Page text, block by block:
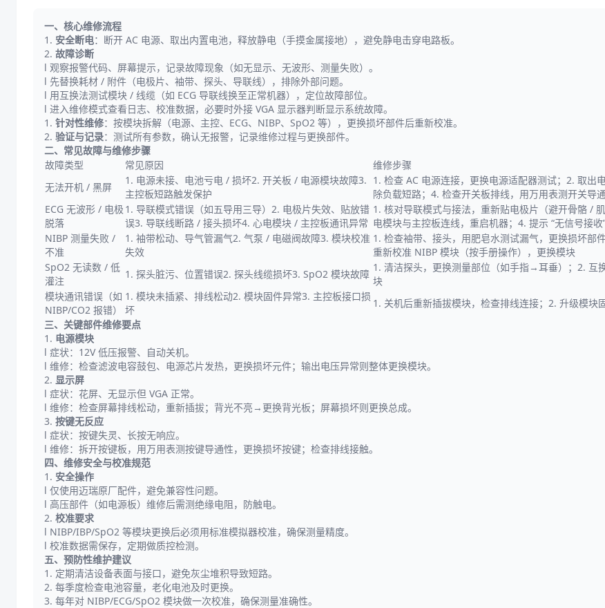
一、核心维修流程
1. 安全断电：断开 AC 电源、取出内置电池，释放静电（手摸金属接地），避免静电击穿电路板。
2. 故障诊断
l 观察报警代码、屏幕提示，记录故障现象（如无显示、无波形、测量失败）。
l 先替换耗材 / 附件（电极片、袖带、探头、导联线），排除外部问题。
l 用互换法测试模块 / 线缆（如 ECG 导联线换至正常机器），定位故障部位。
l 进入维修模式查看日志、校准数据，必要时外接 VGA 显示器判断显示系统故障。
1. 针对性维修：按模块拆解（电源、主控、ECG、NIBP、SpO2 等），更换损坏部件后重新校准。
2. 验证与记录：测试所有参数，确认无报警，记录维修过程与更换部件。
二、常见故障与维修步骤
故障类型
常见原因
维修步骤
无法开机 / 黑屏
1. 电源未接、电池亏电 / 损坏2. 开关板 / 电源模块故障3.
主控板短路触发保护
1. 检查 AC 电源连接，更换电源适配器测试；2. 取出
除负载短路；4. 检查开关板排线，用万用表测开关
ECG 无波形 / 电极
脱落
1. 导联模式错误（如五导用三导）2. 电极片失效、贴放错
误3. 导联线断路 / 接头损坏4. 心电模块 / 主控板通讯异常
1. 核对导联模式与接法，重新贴电极片（避开骨骼 /
电模块与主控板连线，重启机器；4. 提示 “无信号接
NIBP 测量失败 /
不准
1. 袖带松动、导气管漏气2. 气泵 / 电磁阀故障3. 模块校准
失效
1. 检查袖带、接头，用肥皂水测试漏气，更换损坏部
重新校准 NIBP 模块（按手册操作），更换模块
SpO2 无读数 / 低
灌注
1. 探头脏污、位置错误2. 探头线缆损坏3. SpO2 模块故障
1. 清洁探头，更换测量部位（如手指→耳垂）；2. 互
块
模块通讯错误（如
NIBP/CO2 报错）
1. 模块未插紧、排线松动2. 模块固件异常3. 主控板接口损
坏
1. 关机后重新插拔模块，检查排线连接；2. 升级模
三、关键部件维修要点
1. 电源模块
l 症状：12V 低压报警、自动关机。
l 维修：检查滤波电容鼓包、电源芯片发热，更换损坏元件；输出电压异常则整体更换模块。
2. 显示屏
l 症状：花屏、无显示但 VGA 正常。
l 维修：检查屏幕排线松动，重新插拔；背光不亮→更换背光板；屏幕损坏则更换总成。
3. 按键无反应
l 症状：按键失灵、长按无响应。
l 维修：拆开按键板，用万用表测按键导通性，更换损坏按键；检查排线接触。
四、维修安全与校准规范
1. 安全操作
l 仅使用迈瑞原厂配件，避免兼容性问题。
l 高压部件（如电源板）维修后需测绝缘电阻，防触电。
2. 校准要求
l NIBP/IBP/SpO2 等模块更换后必须用标准模拟器校准，确保测量精度。
l 校准数据需保存，定期做质控检测。
五、预防性维护建议
1. 定期清洁设备表面与接口，避免灰尘堆积导致短路。
2. 每季度检查电池容量，老化电池及时更换。
3. 每年对 NIBP/ECG/SpO2 模块做一次校准，确保测量准确性。